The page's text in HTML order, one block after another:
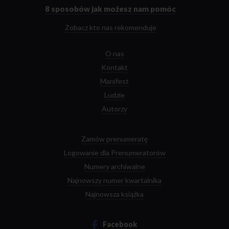
8 sposobów jak możesz nam pomóc
Zobacz kto nas rekomenduje
O nas
Kontakt
Manifest
Ludzie
Autorzy
Zamów prenumeratę
Logowanie dla Prenumeratorów
Numery archiwalne
Najnowszy numer kwartalnika
Najnowsza książka
Facebook